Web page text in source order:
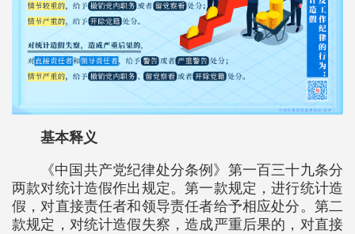
基本释义
《中国共产党纪律处分条例》第一百三十九条分
两款对统计造假作出规定。第一款规定，进行统计造
假，对直接责任者和领导责任者给予相应处分。第二
款规定，对统计造假失察，造成严重后果的，对直接